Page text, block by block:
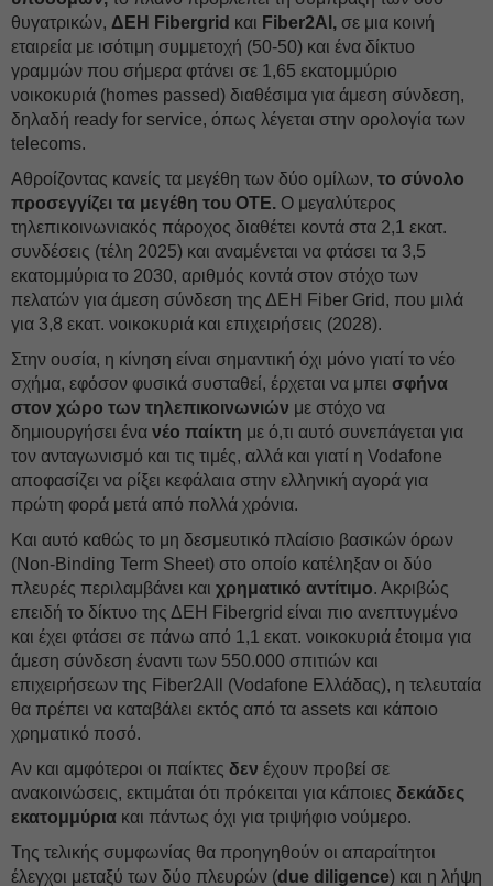
θυγατρικών, ΔΕH Fibergrid και Fiber2Al, σε μια κοινή
εταιρεία με ισότιμη συμμετοχή (50-50) και ένα δίκτυο
γραμμών που σήμερα φτάνει σε 1,65 εκατομμύριο
νοικοκυριά (homes passed) διαθέσιμα για άμεση σύνδεση,
δηλαδή ready for service, όπως λέγεται στην ορολογία των
telecoms.
Αθροίζοντας κανείς τα μεγέθη των δύο ομίλων, το σύνολο
προσεγγίζει τα μεγέθη του ΟΤΕ. Ο μεγαλύτερος
τηλεπικοινωνιακός πάροχος διαθέτει κοντά στα 2,1 εκατ.
συνδέσεις (τέλη 2025) και αναμένεται να φτάσει τα 3,5
εκατομμύρια το 2030, αριθμός κοντά στον στόχο των
πελατών για άμεση σύνδεση της ΔΕH Fiber Grid, που μιλά
για 3,8 εκατ. νοικοκυριά και επιχειρήσεις (2028).
Στην ουσία, η κίνηση είναι σημαντική όχι μόνο γιατί το νέο
σχήμα, εφόσον φυσικά συσταθεί, έρχεται να μπει σφήνα
στον χώρο των τηλεπικοινωνιών με στόχο να
δημιουργήσει ένα νέο παίκτη με ό,τι αυτό συνεπάγεται για
τον ανταγωνισμό και τις τιμές, αλλά και γιατί η Vodafone
αποφασίζει να ρίξει κεφάλαια στην ελληνική αγορά για
πρώτη φορά μετά από πολλά χρόνια.
Και αυτό καθώς το μη δεσμευτικό πλαίσιο βασικών όρων
(Non-Binding Term Sheet) στο οποίο κατέληξαν οι δύο
πλευρές περιλαμβάνει και χρηματικό αντίτιμο. Ακριβώς
επειδή το δίκτυο της ΔEΗ Fibergrid είναι πιο ανεπτυγμένο
και έχει φτάσει σε πάνω από 1,1 εκατ. νοικοκυριά έτοιμα για
άμεση σύνδεση έναντι των 550.000 σπιτιών και
επιχειρήσεων της Fiber2All (Vodafone Ελλάδας), η τελευταία
θα πρέπει να καταβάλει εκτός από τα assets και κάποιο
χρηματικό ποσό.
Αν και αμφότεροι οι παίκτες δεν έχουν προβεί σε
ανακοινώσεις, εκτιμάται ότι πρόκειται για κάποιες δεκάδες
εκατομμύρια και πάντως όχι για τριψήφιο νούμερο.
Της τελικής συμφωνίας θα προηγηθούν οι απαραίτητοι
έλεγχοι μεταξύ των δύο πλευρών (due diligence) και η λήψη